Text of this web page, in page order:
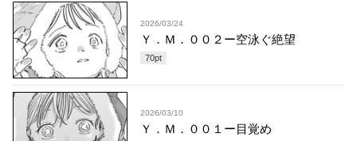
2026/03/24
Ｙ．Ｍ．００２ー空泳ぐ絶望
70pt
2026/03/10
Ｙ．Ｍ．００１ー目覚め